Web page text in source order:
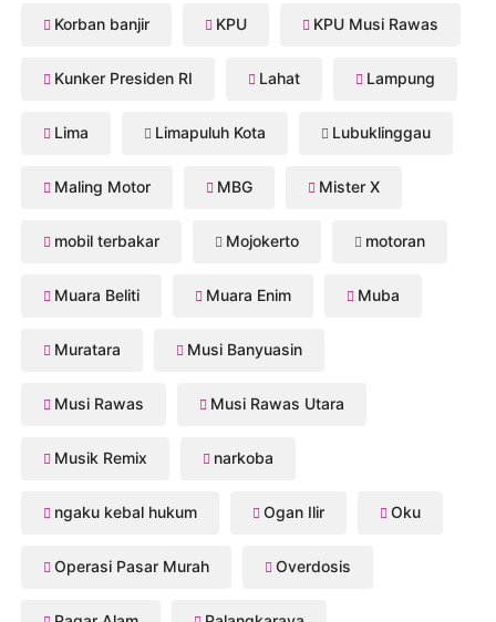
Korban banjir KPU KPU Musi Rawas
Kunker Presiden RI Lahat Lampung
Lima Limapuluh Kota Lubuklinggau
Maling Motor MBG Mister X
mobil terbakar Mojokerto motoran
Muara Beliti Muara Enim Muba
Muratara Musi Banyuasin
Musi Rawas Musi Rawas Utara
Musik Remix narkoba
ngaku kebal hukum Ogan Ilir Oku
Operasi Pasar Murah Overdosis